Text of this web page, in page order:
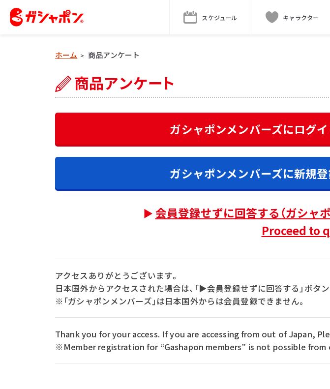
スケジュール キャラクター
ホーム > 商品アンケート
ガシャポンメンバーズにログ
ガシャポンメンバーズに新規
会員登録せずに回答する（ガシャ
Proceed to
アクセスありがとうございます。
日本国外からアクセスされた場合は、「▶会員登録せずに回答する」ボタ
※「ガシャポンメンバーズ」は日本国外からは会員登録できません。
Thank you for your access. If you are accessing from out of Japan,
※Member registration for “Gashapon members” is not possible from